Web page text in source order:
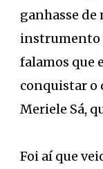
ganhasse de
instrumento
falamos que
conquistar o
Meriele Sá,
Foi aí que